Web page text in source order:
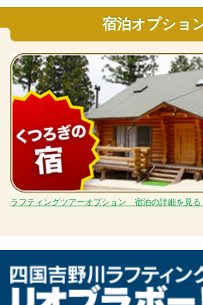
宿泊オプショ
ラフティングツアーオプション 宿泊の詳細を見る